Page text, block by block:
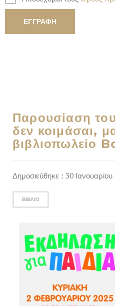
Παρουσίαση του
δεν κοιμάσαι,
βιβλιοπωλείο
Δημοσιεύθηκε : 30 Ιανουαρίου
ΒΙΒΛΊΟ